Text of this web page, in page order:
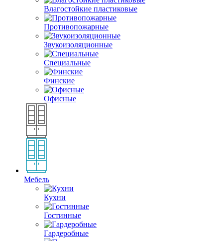
Влагостойкие пластиковые
Противопожарные
Звукоизоляционные
Специальные
Финские
Офисные
Мебель
Кухни
Гостинные
Гардеробные